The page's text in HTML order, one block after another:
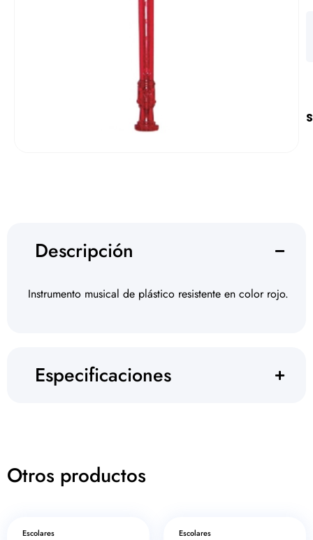
Descripción
Instrumento musical de plástico resistente en color rojo.
Especificaciones
Otros productos
Escolares Escolares